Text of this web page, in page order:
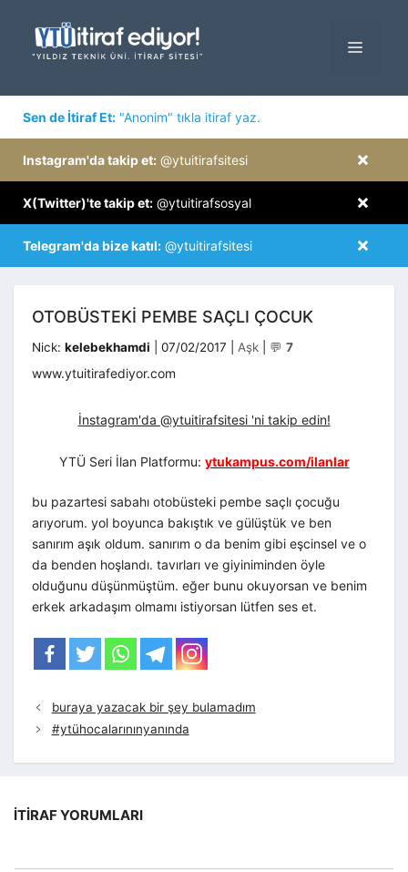
MENÜ
Sen de İtiraf Et: "Anonim" tıkla itiraf yaz.
×
Instagram'da takip et: @ytuitirafsitesi
×
X(Twitter)'te takip et: @ytuitirafsosyal
×
Telegram'da bize katıl: @ytuitirafsitesi
OTOBÜSTEKI PEMBE SAÇLI ÇOCUK
Nick: kelebekhamdi 07/02/2017 Kategoriler
Aşk 💬 7
www.ytuitirafediyor.com
İnstagram'da @ytuitirafsitesi 'ni takip edin!
YTÜ Seri İlan Platformu: ytukampus.com/ilanlar
bu pazartesi sabahı otobüsteki pembe saçlı çocuğu
arıyorum. yol boyunca bakıştık ve gülüştük ve ben
sanırım aşık oldum. sanırım o da benim gibi eşcinsel ve o
da benden hoşlandı. tavırları ve giyiniminden öyle
olduğunu düşünmüştüm. eğer bunu okuyorsan ve benim
erkek arkadaşım olmamı istiyorsan lütfen ses et.
buraya yazacak bir şey bulamadım
#ytühocalarınınyanında
İTIRAF YORUMLARI